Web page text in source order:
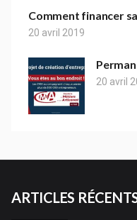
Comment financer
20 avril 2019
20 avril
ARTICLES